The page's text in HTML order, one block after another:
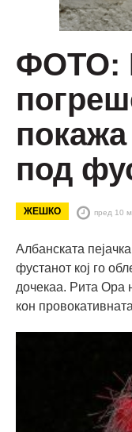
ФОТО:
под
ЖЕШКО пред 10
Албанската
фустанот кој го
дочекаа. Рита Ора
кон